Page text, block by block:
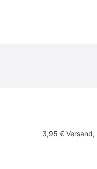
3,95 € Versand,